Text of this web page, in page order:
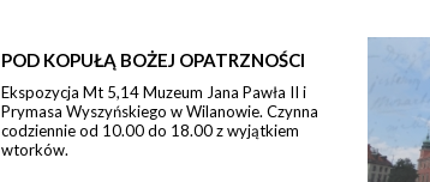
POD KOPUŁĄ BOŻEJ OPATRZNOŚCI
Ekspozycja Mt 5,14 Muzeum Jana Pawła II i
Prymasa Wyszyńskiego w Wilanowie. Czynna
codziennie od 10.00 do 18.00 z wyjątkiem
wtorków.